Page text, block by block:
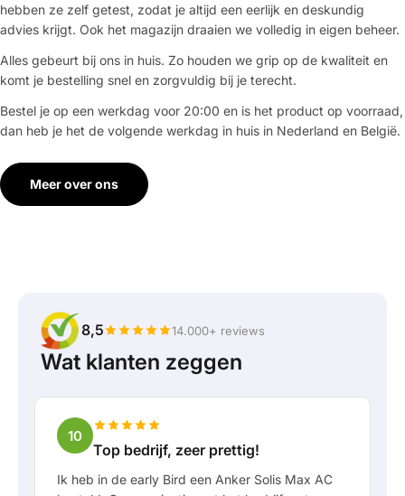
hebben ze zelf getest, zodat je altijd een eerlijk en deskundig
advies krijgt. Ook het magazijn draaien we volledig in eigen beheer.
Alles gebeurt bij ons in huis. Zo houden we grip op de kwaliteit en
komt je bestelling snel en zorgvuldig bij je terecht.
Bestel je op een werkdag voor 20:00 en is het product op voorraad,
dan heb je het de volgende werkdag in huis in Nederland en België.
Meer over ons
8,5 14.000+ reviews
Wat klanten zeggen
10
Top bedrijf, zeer prettig!
Ik heb in de early Bird een Anker Solis Max AC